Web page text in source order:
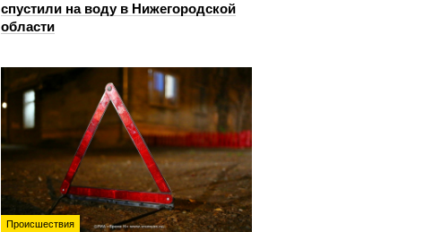
спустили на воду в Нижегородской
области
Происшествия